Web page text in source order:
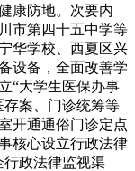
康防地。次要内
市第四十五中学等
华学校、西夏区兴
设备，全面改善学
“大学生医保办事
案、门诊统筹等
开通通俗门诊定点
核心设立行政法律
行政法律监视渠